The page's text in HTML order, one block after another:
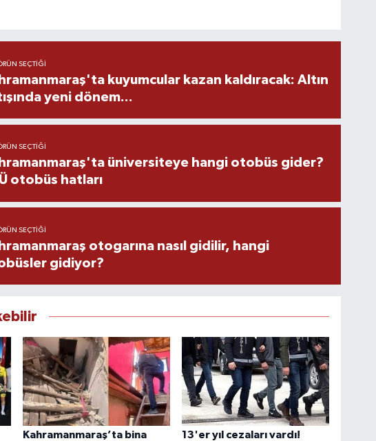
SEÇTIĞI
kuyumcular kazan kaldıracak: Altın
yeni dönem...
SEÇTIĞI
üniversiteye hangi otobüs gider?
otobüs hatları
SEÇTIĞI
otogarına nasıl gidilir, hangi
gidiyor?
Kahramanmaraş’ta bina
13'er yıl cezaları vardı!